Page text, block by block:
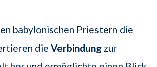
babylonischen Priestern die
die Verbindung zur